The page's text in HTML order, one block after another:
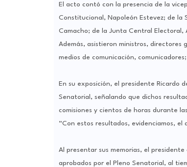
El acto contó con la presencia de la
Constitucional, Napoleón Estevez; de la
Camacho; de la Junta Central Electoral,
Además, asistieron ministros, directores
medios de comunicación,
En su exposición, el presidente Ricardo
Senatorial, señalando que dichos
comisiones y cientos de horas durante
“Con estos resultados, evidenciamos,
Al presentar sus memorias, el
aprobados por el Pleno Senatorial, al